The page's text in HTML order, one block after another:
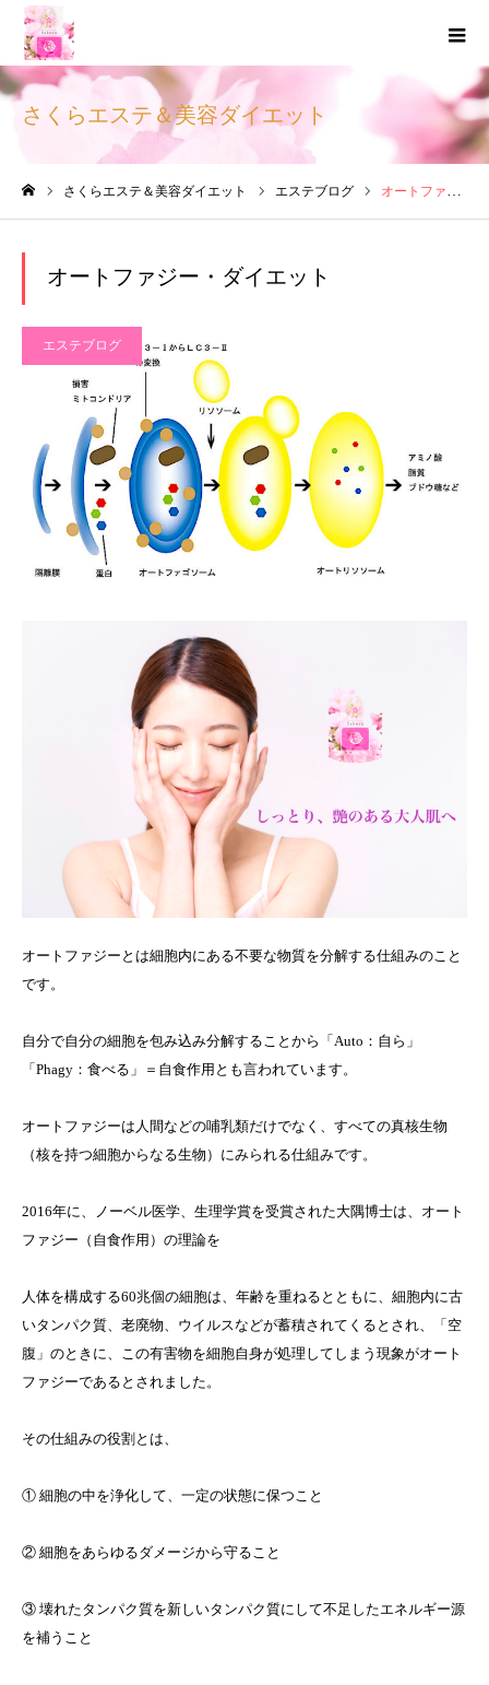
さくらエステ＆美容ダイエット
さくらエステ＆美容ダイエット エステブログ オートファジー・ダイエット
オートファジー・ダイエット
エステブログ
オートファジーとは細胞内にある不要な物質を分解する仕組みのこと
です。
自分で自分の細胞を包み込み分解することから「Auto：自ら」
「Phagy：食べる」＝自食作用とも言われています。
オートファジーは人間などの哺乳類だけでなく、すべての真核生物
（核を持つ細胞からなる生物）にみられる仕組みです。
2016年に、ノーベル医学、生理学賞を受賞された大隅博士は、オート
ファジー（自食作用）の理論を
人体を構成する60兆個の細胞は、年齢を重ねるとともに、細胞内に古
いタンパク質、老廃物、ウイルスなどが蓄積されてくるとされ、「空
腹」のときに、この有害物を細胞自身が処理してしまう現象がオート
ファジーであるとされました。
その仕組みの役割とは、
① 細胞の中を浄化して、一定の状態に保つこと
② 細胞をあらゆるダメージから守ること
③ 壊れたタンパク質を新しいタンパク質にして不足したエネルギー源
を補うこと